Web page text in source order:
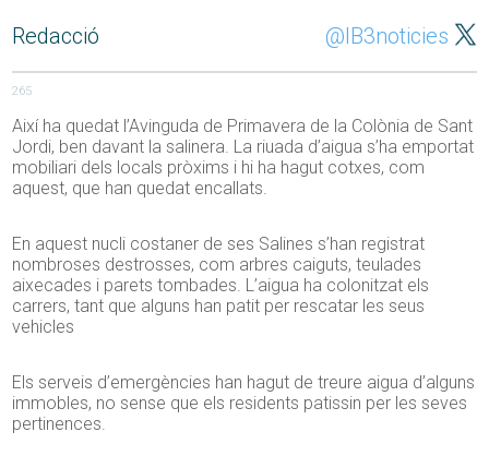
Redacció @IB3noticies
265
Així ha quedat l’Avinguda de Primavera de la Colònia de Sant
Jordi, ben davant la salinera. La riuada d’aigua s’ha emportat
mobiliari dels locals pròxims i hi ha hagut cotxes, com
aquest, que han quedat encallats.
En aquest nucli costaner de ses Salines s’han registrat
nombroses destrosses, com arbres caiguts, teulades
aixecades i parets tombades. L’aigua ha colonitzat els
carrers, tant que alguns han patit per rescatar les seus
vehicles
Els serveis d’emergències han hagut de treure aigua d’alguns
immobles, no sense que els residents patissin per les seves
pertinences.